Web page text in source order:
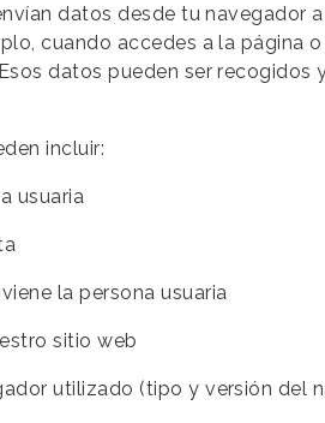
datos desde tu navegador
cuando accedes a la página
datos pueden ser
incluir:
usuaria
la persona usuaria
sitio web
utilizado (tipo y versión del